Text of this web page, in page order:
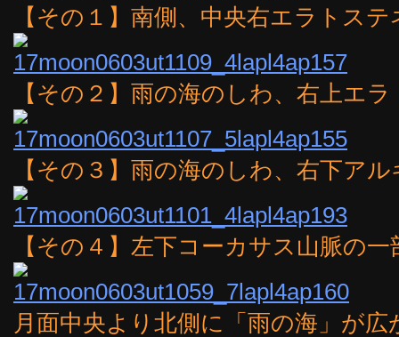
【その１】南側、中央右エラトステ
【その２】雨の海のしわ、右上エ
【その３】雨の海のしわ、右下ア
【その４】左下コーカサス山脈の
月面中央より北側に「雨の海」が